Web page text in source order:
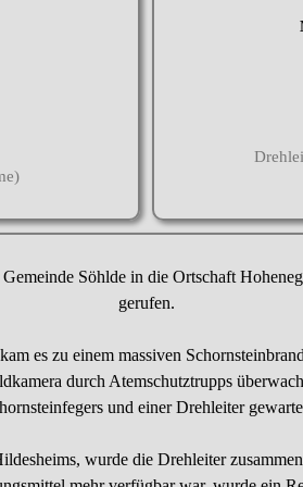
Söhlde in die Ortschaft
gerufen.
es zu einem massiven
durch Atemschutztrupps
und einer Drehleiter
wurde die Drehleiter